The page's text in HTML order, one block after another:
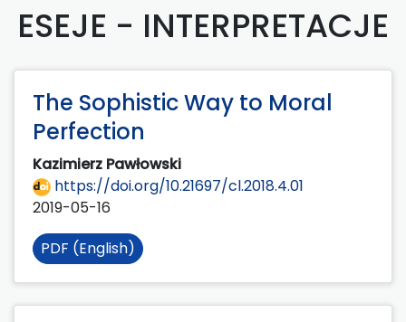
ESEJE - INTERPRETACJE
The Sophistic Way to Moral
Perfection
Kazimierz Pawłowski
https://doi.org/10.21697/cl.2018.4.01
2019-05-16
PDF (English)